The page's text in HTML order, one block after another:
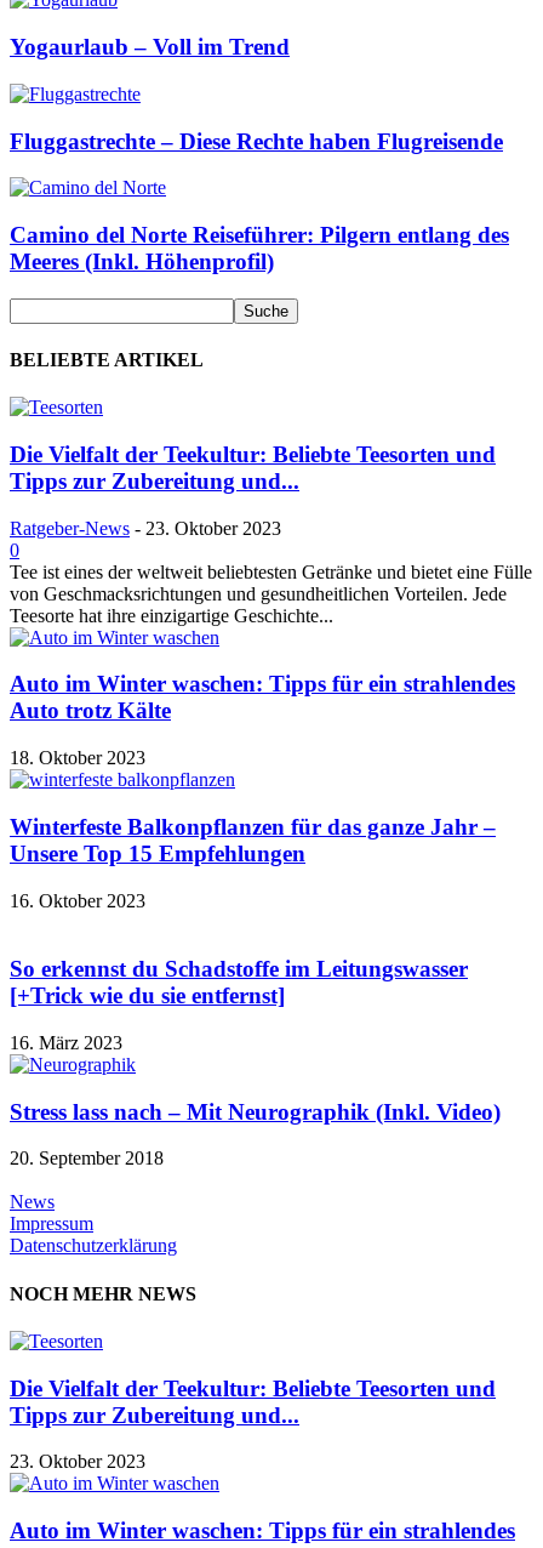
Yogaurlaub – Voll im Trend
Fluggastrechte – Diese Rechte haben Flugreisende
Camino del Norte Reiseführer: Pilgern entlang des
Meeres (Inkl. Höhenprofil)
BELIEBTE ARTIKEL
Die Vielfalt der Teekultur: Beliebte Teesorten und
Tipps zur Zubereitung und...
Ratgeber-News - 23. Oktober 2023
0
Tee ist eines der weltweit beliebtesten Getränke und bietet eine Fülle
von Geschmacksrichtungen und gesundheitlichen Vorteilen. Jede
Teesorte hat ihre einzigartige Geschichte...
Auto im Winter waschen: Tipps für ein strahlendes
Auto trotz Kälte
18. Oktober 2023
Winterfeste Balkonpflanzen für das ganze Jahr –
Unsere Top 15 Empfehlungen
16. Oktober 2023
So erkennst du Schadstoffe im Leitungswasser
[+Trick wie du sie entfernst]
16. März 2023
Stress lass nach – Mit Neurographik (Inkl. Video)
20. September 2018
News
Impressum
Datenschutzerklärung
NOCH MEHR NEWS
Die Vielfalt der Teekultur: Beliebte Teesorten und
Tipps zur Zubereitung und...
23. Oktober 2023
Auto im Winter waschen: Tipps für ein strahlendes